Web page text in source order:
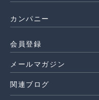
カンパニー
会員登録
メールマガジン
関連ブログ